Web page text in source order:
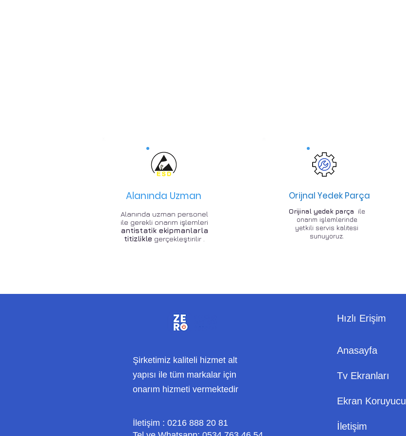
Alanında Uzman
Alanında uzman personel
ile gerekli onarım işlemleri
antistatik ekipmanlarla
titizlikle gerçekleştirilir .
Orijnal Yedek Parça
Orijinal yedek parça ile
onarım işlemlerinde
yetkili servis kalitesi
sunuyoruz.
Şirketimiz kaliteli hizmet alt
yapısı ile tüm markalar için
onarım hizmeti vermektedir
İletişim : 0216 888 20 81
Hızlı Erişim
Anasayfa
Tv Ekranları
Ekran Koruyucu
İletişim